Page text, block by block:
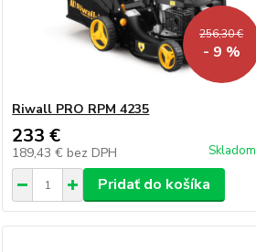
256,30 €
- 9 %
Riwall PRO RPM 4235
233 €
189,43 € bez DPH Skladom
Pridať do košíka